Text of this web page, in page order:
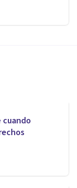
cuando